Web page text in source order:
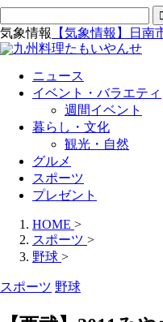
気象情報 【気象情報】日
ニュース
イベント・バラエティ
週間イベント
暮らし・文化
観光・自然
グルメ
スポーツ
プレゼント
HOME >
スポーツ >
野球 >
スポーツ 野球